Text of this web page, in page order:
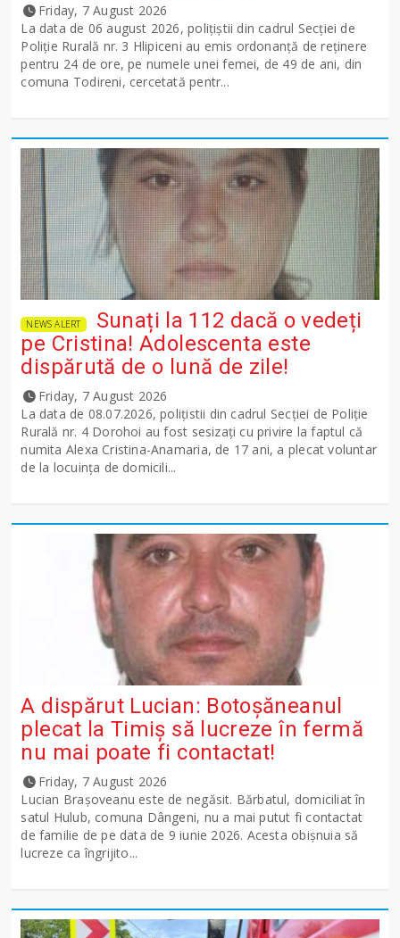
Friday, 7 August 2026
La data de 06 august 2026, polițiștii din cadrul Secției de
Poliție Rurală nr. 3 Hlipiceni au emis ordonanță de reținere
pentru 24 de ore, pe numele unei femei, de 49 de ani, din
comuna Todireni, cercetată pentr...
NEWS ALERT
Sunați la 112 dacă o vedeți
pe Cristina! Adolescenta este
dispărută de o lună de zile!
Friday, 7 August 2026
La data de 08.07.2026, polițistii din cadrul Secției de Poliție
Rurală nr. 4 Dorohoi au fost sesizați cu privire la faptul că
numita Alexa Cristina-Anamaria, de 17 ani, a plecat voluntar
de la locuința de domicili...
A dispărut Lucian: Botoșăneanul
plecat la Timiș să lucreze în fermă
nu mai poate fi contactat!
Friday, 7 August 2026
Lucian Brașoveanu este de negăsit. Bărbatul, domiciliat în
satul Hulub, comuna Dângeni, nu a mai putut fi contactat
de familie de pe data de 9 iunie 2026. Acesta obișnuia să
lucreze ca îngrijito...